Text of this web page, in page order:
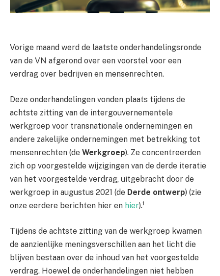
Vorige maand werd de laatste onderhandelingsronde
van de VN afgerond over een voorstel voor een
verdrag over bedrijven en mensenrechten.
Deze onderhandelingen vonden plaats tijdens de
achtste zitting van de intergouvernementele
werkgroep voor transnationale ondernemingen en
andere zakelijke ondernemingen met betrekking tot
mensenrechten (de Werkgroep). Ze concentreerden
zich op voorgestelde wijzigingen van de derde iteratie
van het voorgestelde verdrag, uitgebracht door de
werkgroep in augustus 2021 (de Derde ontwerp) (zie
onze eerdere berichten hier en hier).1
Tijdens de achtste zitting van de werkgroep kwamen
de aanzienlijke meningsverschillen aan het licht die
blijven bestaan ​​over de inhoud van het voorgestelde
verdrag. Hoewel de onderhandelingen niet hebben